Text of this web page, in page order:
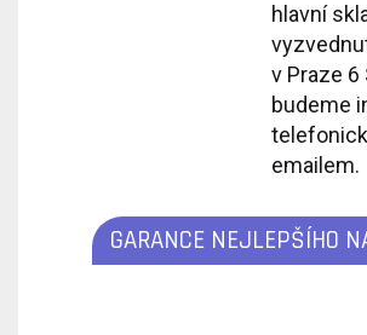
hlavní
v Praze 6
budeme
emailem.
GARANCE NEJLEPŠÍHO